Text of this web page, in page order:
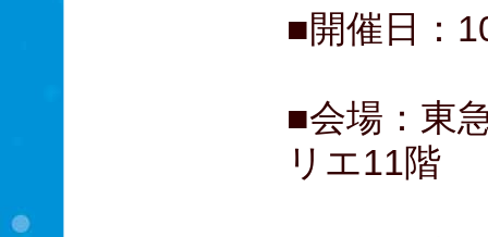
■開催日：
■会場：東
リエ11階